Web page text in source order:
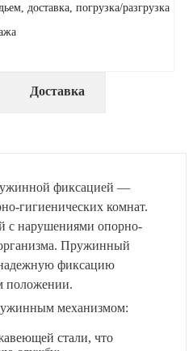
доставка, погрузка/разгрузка
Доставка
фиксацией —
гигиенических комнат.
с нарушениями опорно-
Пружинный
фиксацию
положении.
механизмом:
стали, что